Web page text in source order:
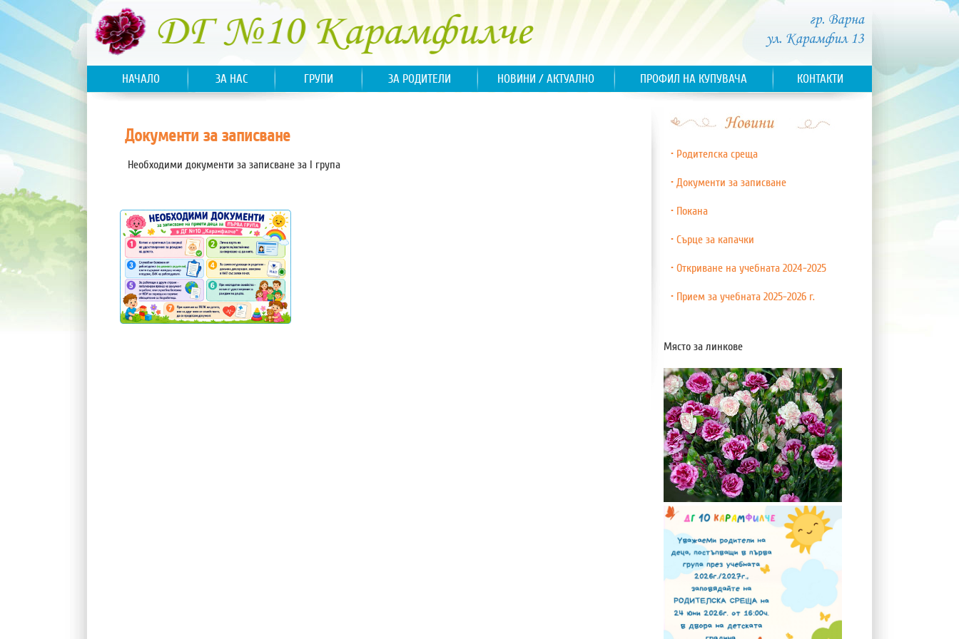
НАЧАЛО ЗА НАС ГРУПИ ЗА РОДИТЕЛИ НОВИНИ / АКТУАЛНО ПРОФИЛ НА КУПУВАЧА КОНТАКТИ
Документи за записване
Необходими документи за записване за I група
• Родителска среща
• Документи за записване
• Покана
• Сърце за капачки
• Откриване на учебната 2024-2025
• Прием за учебната 2025-2026 г.
Място за линкове